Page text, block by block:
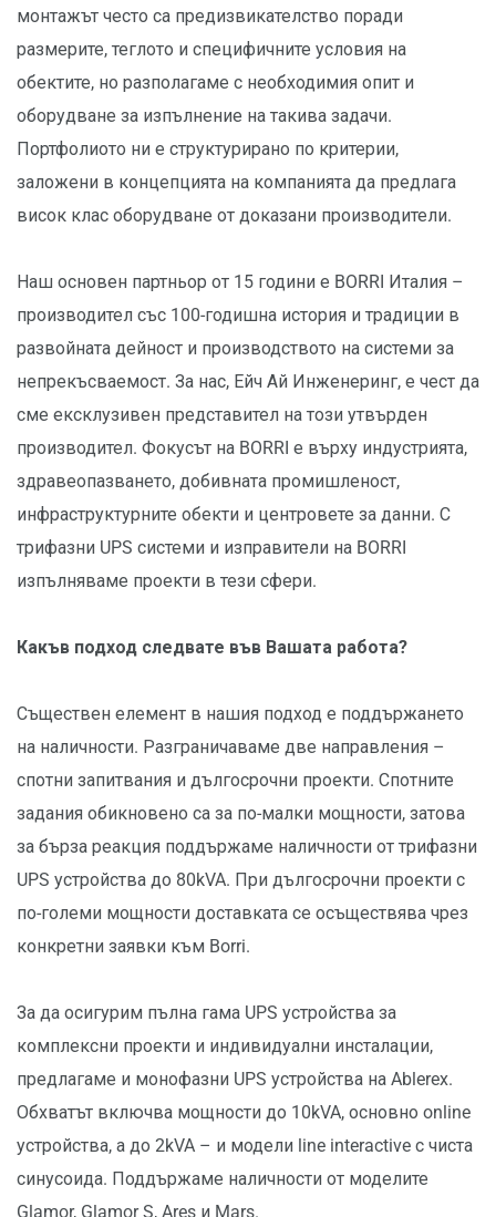
монтажът често са предизвикателство поради
размерите, теглото и специфичните условия на
обектите, но разполагаме с необходимия опит и
оборудване за изпълнение на такива задачи.
Портфолиото ни е структурирано по критерии,
заложени в концепцията на компанията да предлага
висок клас оборудване от доказани производители.
Наш основен партньор от 15 години е BORRI Италия –
производител със 100-годишна история и традиции в
развойната дейност и производството на системи за
непрекъсваемост. За нас, Ейч Ай Инженеринг, е чест да
сме ексклузивен представител на този утвърден
производител. Фокусът на BORRI е върху индустрията,
здравеопазването, добивната промишленост,
инфраструктурните обекти и центровете за данни. С
трифазни UPS системи и изправители на BORRI
изпълняваме проекти в тези сфери.
Какъв подход следвате във Вашата работа?
Съществен елемент в нашия подход е поддържането
на наличности. Разграничаваме две направления –
спотни запитвания и дългосрочни проекти. Спотните
задания обикновено са за по-малки мощности, затова
за бърза реакция поддържаме наличности от трифазни
UPS устройства до 80kVA. При дългосрочни проекти с
по-големи мощности доставката се осъществява чрез
конкретни заявки към Borri.
За да осигурим пълна гама UPS устройства за
комплексни проекти и индивидуални инсталации,
предлагаме и монофазни UPS устройства на Ablerex.
Обхватът включва мощности до 10kVA, основно online
устройства, а до 2kVA – и модели line interactive с чиста
синусоида. Поддържаме наличности от моделите
Glamor, Glamor S, Ares и Mars.